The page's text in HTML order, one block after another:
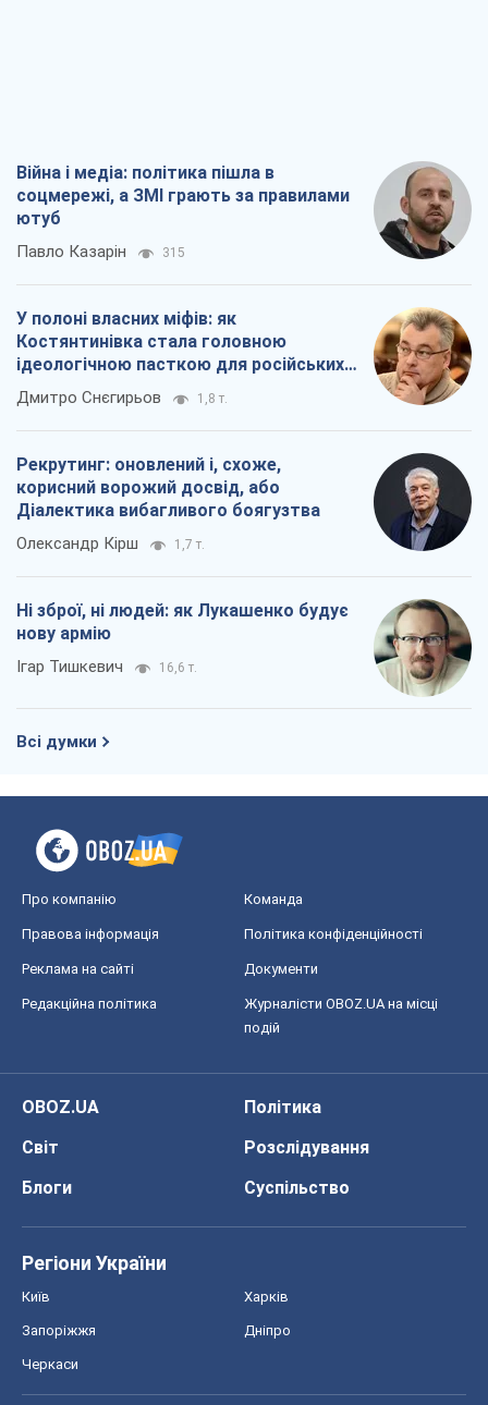
Війна і медіа: політика пішла в
соцмережі, а ЗМІ грають за правилами
ютуб
Павло Казарін 315
У полоні власних міфів: як
Костянтинівка стала головною
ідеологічною пасткою для російських
окупантів
Дмитро Снєгирьов 1,8 т.
Рекрутинг: оновлений і, схоже,
корисний ворожий досвід, або
Діалектика вибагливого боягузтва
Олександр Кірш 1,7 т.
Ні зброї, ні людей: як Лукашенко будує
нову армію
Ігар Тишкевич 16,6 т.
Всі думки
Про компанію Команда
Правова інформація Політика конфіденційності
Реклама на сайті Документи
Редакційна політика
Журналісти OBOZ.UA на місці
подій
OBOZ.UA
Політика
Світ
Розслідування
Блоги
Суспільство
Регіони України
Київ Харків
Запоріжжя Дніпро
Черкаси